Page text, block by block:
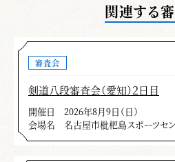
す。一層の研鑽を望む次第
全剣連居合の解説書には
着眼点」として全部で40
す。
また、「補足」として入
ち方、等々居合演武に必
関連する
審査会
剣道八段審査会（愛知）２日目
開催日
2026年8月9日（日）
会場名
名古屋市枇杷島スポーツセ